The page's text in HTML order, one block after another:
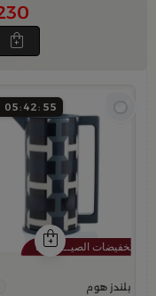
05 42 53
بلندز هوم